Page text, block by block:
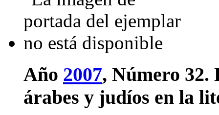
Año 2007, Número 32.
árabes y judíos en la